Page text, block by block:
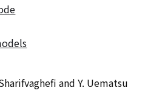
and Y. Uematsu